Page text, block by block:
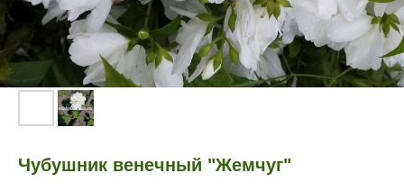
Чубушник венечный "Жемчуг"